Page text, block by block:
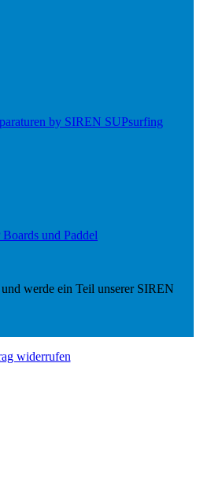
by SIREN SUPsurfing
und Paddel
werde ein Teil unserer SIREN
widerrufen